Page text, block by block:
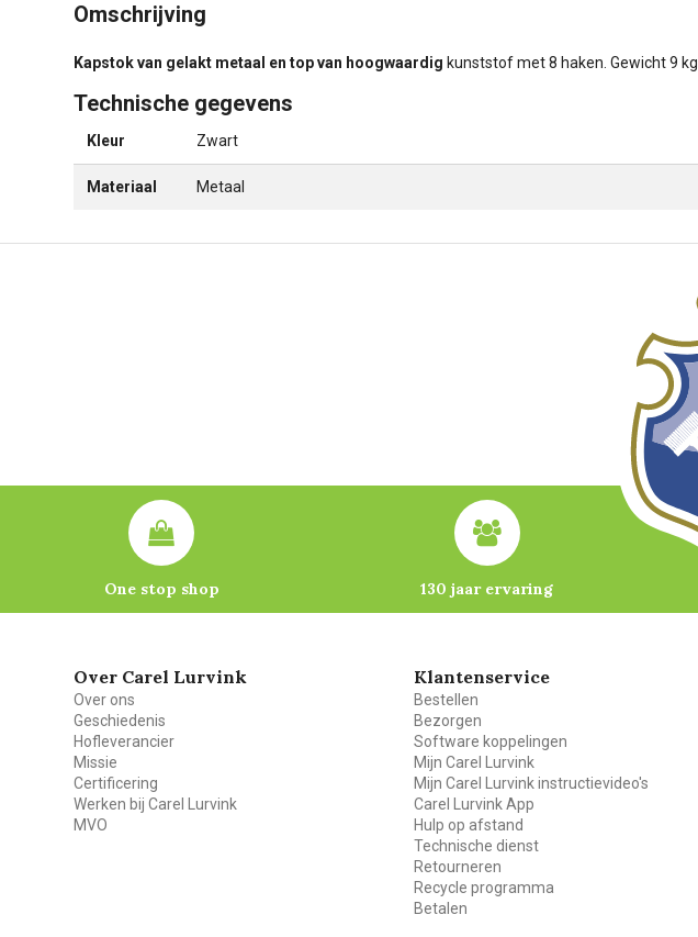
Omschrijving
Kapstok van gelakt metaal en top van hoogwaardig kunststof met 8 haken. Gewicht 9 kg.
Technische gegevens
Kleur Zwart
Materiaal Metaal
One stop shop 130 jaar ervaring
Over Carel Lurvink
Over ons
Geschiedenis
Hofleverancier
Missie
Certificering
Werken bij Carel Lurvink
MVO
Klantenservice
Bestellen
Bezorgen
Software koppelingen
Mijn Carel Lurvink
Mijn Carel Lurvink instructievideo's
Carel Lurvink App
Hulp op afstand
Technische dienst
Retourneren
Recycle programma
Betalen